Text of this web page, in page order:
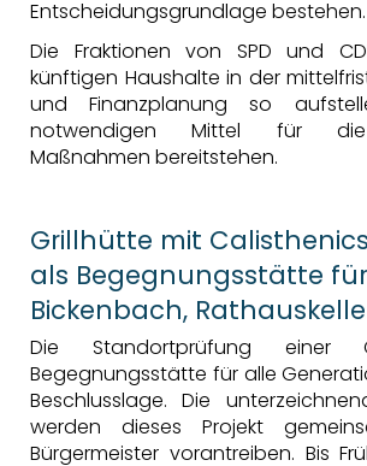
Entscheidungsgrundlage bestehen.
Die Fraktionen von SPD und
künftigen Haushalte in der
und Finanzplanung so
notwendigen Mittel für die
Maßnahmen bereitstehen.
Grillhütte mit
als Begegnungsstätte
Bickenbach,
Die Standortprüfung einer
Begegnungsstätte für alle
Beschlusslage. Die
werden dieses Projekt
Bürgermeister vorantreiben. Bis